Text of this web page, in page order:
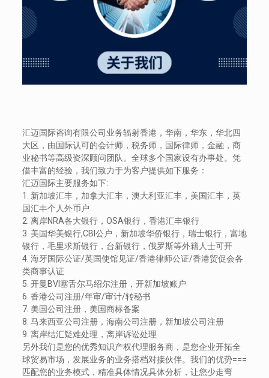
汇迈国际咨询有限公司业务辐射香港，华南，华东，华北四
大区，由国际认可的会计师，税务师，国际律师，金融，商
业秘书等高级资深顾问团队。全球多个国家设有办事处。凭
借丰富的经验，我们致力于为客户提供如下服务：
汇迈国际主要服务如下:
1. 新加坡汇丰，加拿大汇丰，澳大利亚汇丰，美国汇丰，英
国汇丰个人外币户
2. 离岸NRA各大银行，OSA银行，香港汇丰银行
3. 美国华美银行,CBI公户，新加坡华侨银行，瑞士银行，富地
银行，毛里求斯银行，台新银行，俄罗斯等外籍人士可开
4. 海牙国际公证/英国使馆见证/香港律师公证/香港贸促会各
类商事认证
5. 开曼BVI塞舌尔马绍尔注册，开新加坡账户
6. 香港公司注册/年审/审计/转秘书
7. 美国公司注册，美国商标备案
8. 马来西亚公司注册，海南公司注册，新加坡公司注册
9. 离岸结汇疑难处理，离岸诉讼处理
另外我们是您的优秀知识产权代理服务商，是您企业开拓全
球贸易市场，发展业务的业务搭档对接伙伴。我们的优势===
匹配您的业务模式，精准具体情况具体分析，让您少走弯